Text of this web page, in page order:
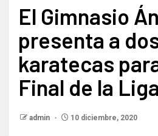
El Gimnasio
presenta a
karatecas
Final de la
admin 10 diciembre, 2020